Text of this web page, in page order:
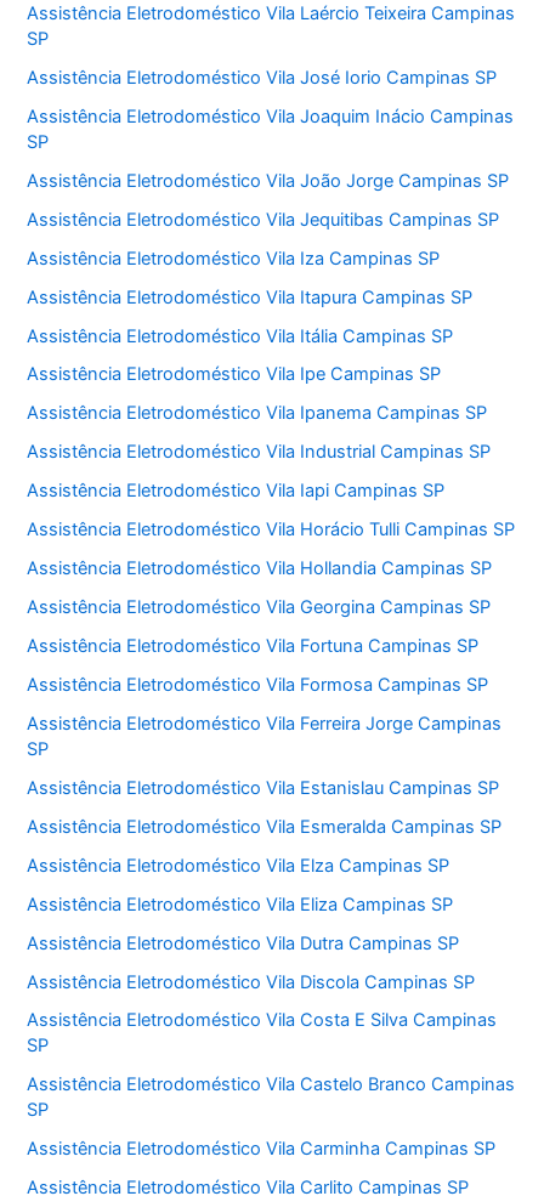
Assistência Eletrodoméstico Vila Laércio Teixeira Campinas
SP
Assistência Eletrodoméstico Vila José Iorio Campinas SP
Assistência Eletrodoméstico Vila Joaquim Inácio Campinas
SP
Assistência Eletrodoméstico Vila João Jorge Campinas SP
Assistência Eletrodoméstico Vila Jequitibas Campinas SP
Assistência Eletrodoméstico Vila Iza Campinas SP
Assistência Eletrodoméstico Vila Itapura Campinas SP
Assistência Eletrodoméstico Vila Itália Campinas SP
Assistência Eletrodoméstico Vila Ipe Campinas SP
Assistência Eletrodoméstico Vila Ipanema Campinas SP
Assistência Eletrodoméstico Vila Industrial Campinas SP
Assistência Eletrodoméstico Vila Iapi Campinas SP
Assistência Eletrodoméstico Vila Horácio Tulli Campinas SP
Assistência Eletrodoméstico Vila Hollandia Campinas SP
Assistência Eletrodoméstico Vila Georgina Campinas SP
Assistência Eletrodoméstico Vila Fortuna Campinas SP
Assistência Eletrodoméstico Vila Formosa Campinas SP
Assistência Eletrodoméstico Vila Ferreira Jorge Campinas
SP
Assistência Eletrodoméstico Vila Estanislau Campinas SP
Assistência Eletrodoméstico Vila Esmeralda Campinas SP
Assistência Eletrodoméstico Vila Elza Campinas SP
Assistência Eletrodoméstico Vila Eliza Campinas SP
Assistência Eletrodoméstico Vila Dutra Campinas SP
Assistência Eletrodoméstico Vila Discola Campinas SP
Assistência Eletrodoméstico Vila Costa E Silva Campinas
SP
Assistência Eletrodoméstico Vila Castelo Branco Campinas
SP
Assistência Eletrodoméstico Vila Carminha Campinas SP
Assistência Eletrodoméstico Vila Carlito Campinas SP